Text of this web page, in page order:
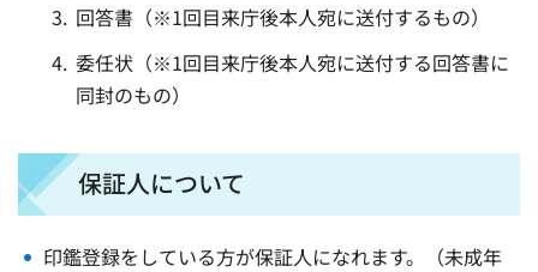
回答書（※1回目来庁後本人宛に送付するもの）
委任状（※1回目来庁後本人宛に送付する回答書に
同封のもの）
保証人について
印鑑登録をしている方が保証人になれます。（未成年